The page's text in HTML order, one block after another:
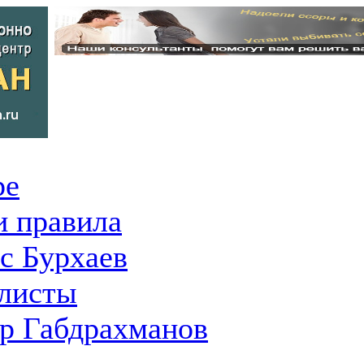
Бурхаев
Габдрахманов